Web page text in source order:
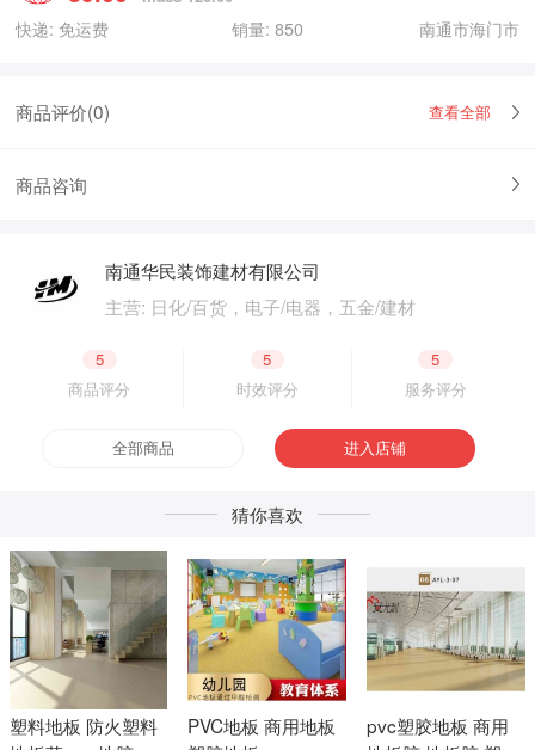
快递: 免运费 销量: 850 南通市海门市
商品评价(0) 查看全部
商品咨询
南通华民装饰建材有限公司
主营: 日化/百货，电子/电器，五金/建材
5
商品评分
5
时效评分
5
服务评分
全部商品 进入店铺
猜你喜欢
塑料地板 防火塑料
PVC地板 商用地板
pvc塑胶地板 商用